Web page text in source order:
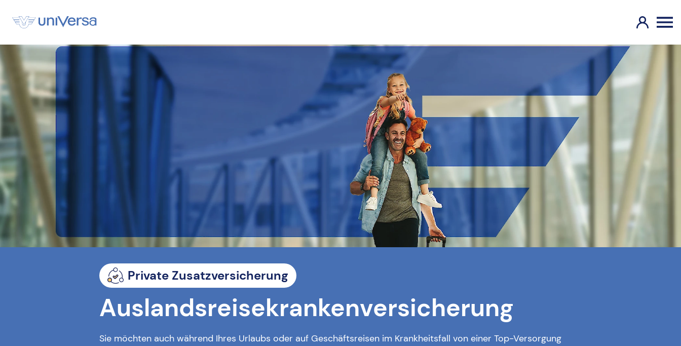
Private Zusatzversicherung
Auslandsreisekrankenversicherung
Sie möchten auch während Ihres Urlaubs oder auf Geschäftsreisen im Krankheitsfall von einer Top-Versorgung